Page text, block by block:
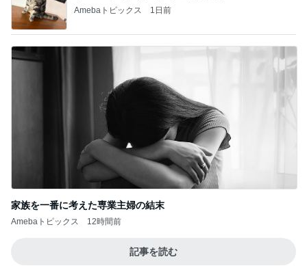
Amebaトピックス 1日前
家族を一番に考えた専業主婦の結末
Amebaトピックス 12時間前
記事を読む